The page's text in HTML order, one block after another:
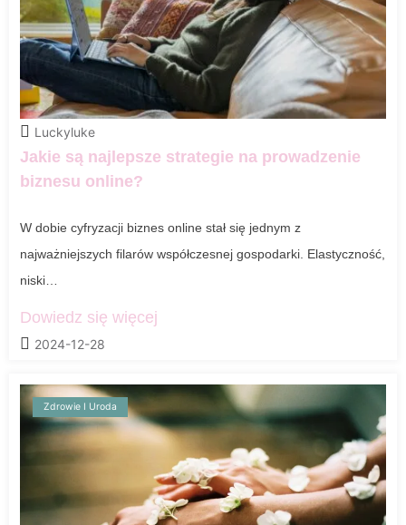
Luckyluke
Jakie są najlepsze strategie na prowadzenie
biznesu online?
W dobie cyfryzacji biznes online stał się jednym z
najważniejszych filarów współczesnej gospodarki. Elastyczność,
niski…
Dowiedz się więcej
2024-12-28
Zdrowie I Uroda